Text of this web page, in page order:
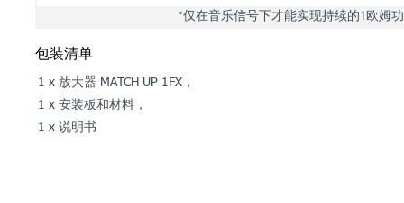
*仅在音乐信号下才能实现持续的1欧姆
​包装清单
1 x 放大器 MATCH UP 1FX，
1 x 安装板和材料，
1 x 说明书